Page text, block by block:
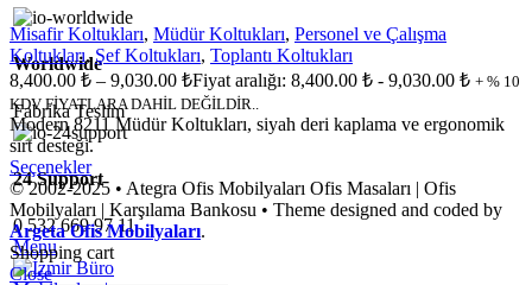
Worldwide
Fabrika Teslim
24 Support
0 532 669 97 11
Menu
Misafir Koltukları, Müdür Koltukları, Personel ve Çalışma
Koltukları,Şef Koltukları, Toplantı Koltukları
8,400.00 ₺ – 9,030.00 ₺Fiyat aralığı: 8,400.00 ₺ - 9,030.00 ₺ + % 10
KDV FİYATLARA DAHİL DEĞİLDİR..
Modern 8211 Müdür Koltukları, siyah deri kaplama ve ergonomik
sırt desteği.
Seçenekler
© 2002-2025 • Ategra Ofis Mobilyaları Ofis Masaları | Ofis
Mobilyaları | Karşılama Bankosu • Theme designed and coded by
Argeta Ofis Mobilyaları.
Shopping cart
Close